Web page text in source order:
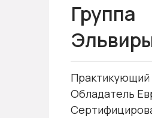
Практикующий
Обладатель
Группа